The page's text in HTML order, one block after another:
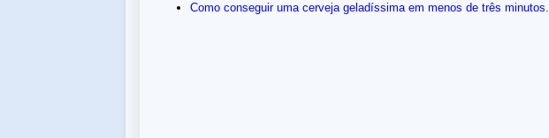
Como conseguir uma cerveja geladíssima em menos de três minutos.